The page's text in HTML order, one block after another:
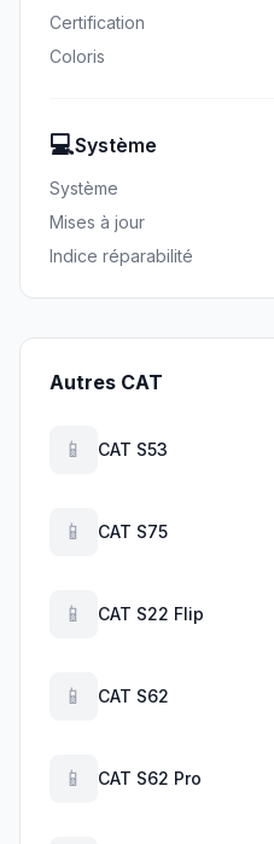
Certification
Coloris
💻Système
Système
Mises à jour
Indice réparabilité
Autres CAT
📱 CAT S53
📱 CAT S75
📱 CAT S22 Flip
📱 CAT S62
📱 CAT S62 Pro